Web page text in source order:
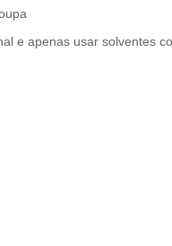
e apenas usar solventes